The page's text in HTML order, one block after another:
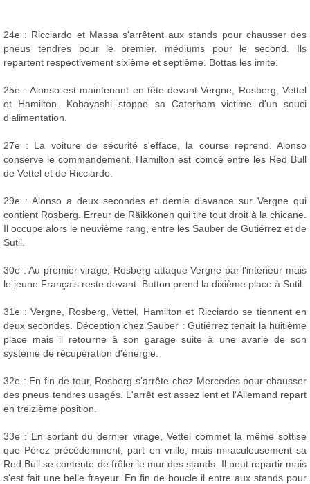
24e : Ricciardo et Massa s'arrêtent aux stands pour chausser des
pneus tendres pour le premier, médiums pour le second. Ils
repartent respectivement sixième et septième. Bottas les imite.
25e : Alonso est maintenant en tête devant Vergne, Rosberg, Vettel
et Hamilton. Kobayashi stoppe sa Caterham victime d'un souci
d'alimentation.
27e : La voiture de sécurité s'efface, la course reprend. Alonso
conserve le commandement. Hamilton est coincé entre les Red Bull
de Vettel et de Ricciardo.
29e : Alonso a deux secondes et demie d'avance sur Vergne qui
contient Rosberg. Erreur de Räikkönen qui tire tout droit à la chicane.
Il occupe alors le neuvième rang, entre les Sauber de Gutiérrez et de
Sutil.
30e : Au premier virage, Rosberg attaque Vergne par l'intérieur mais
le jeune Français reste devant. Button prend la dixième place à Sutil.
31e : Vergne, Rosberg, Vettel, Hamilton et Ricciardo se tiennent en
deux secondes. Déception chez Sauber : Gutiérrez tenait la huitième
place mais il retourne à son garage suite à une avarie de son
système de récupération d'énergie.
32e : En fin de tour, Rosberg s'arrête chez Mercedes pour chausser
des pneus tendres usagés. L'arrêt est assez lent et l'Allemand repart
en treizième position.
33e : En sortant du dernier virage, Vettel commet la même sottise
que Pérez précédemment, part en vrille, mais miraculeusement sa
Red Bull se contente de frôler le mur des stands. Il peut repartir mais
s'est fait une belle frayeur. En fin de boucle il entre aux stands pour